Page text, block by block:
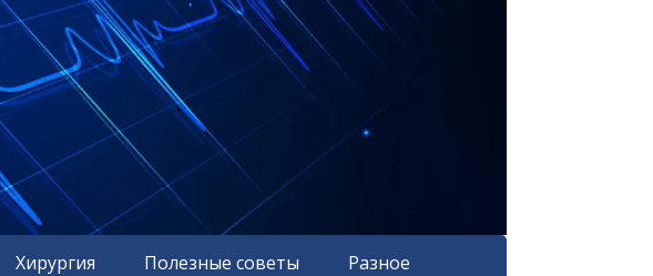
Хирургия Полезные советы Разное